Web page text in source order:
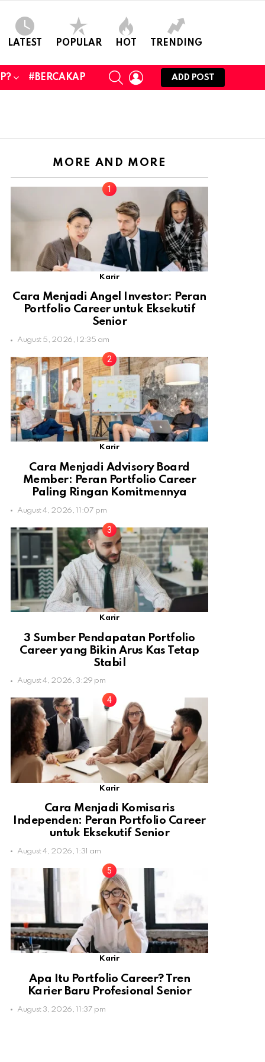
LATEST POPULAR HOT TRENDING
#BERCAKAP
SEARCHLOGIN
ADD POST
MORE AND MORE
Karir
Cara Menjadi Angel Investor: Peran
Portfolio Career untuk Eksekutif
Senior
August 5, 2026, 12:35 am
Karir
Cara Menjadi Advisory Board
Member: Peran Portfolio Career
Paling Ringan Komitmennya
August 4, 2026, 11:07 pm
Karir
3 Sumber Pendapatan Portfolio
Career yang Bikin Arus Kas Tetap
Stabil
August 4, 2026, 3:29 pm
Karir
Cara Menjadi Komisaris
Independen: Peran Portfolio Career
untuk Eksekutif Senior
August 4, 2026, 1:31 am
Karir
Apa Itu Portfolio Career? Tren
Karier Baru Profesional Senior
August 3, 2026, 11:37 pm